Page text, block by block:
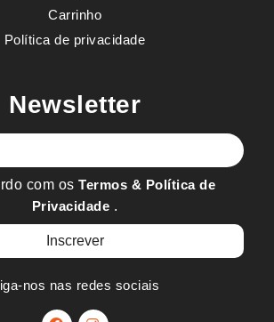
Carrinho
Política de privacidade
Newsletter
com osTermos & Política de
Privacidade .
nos nas redes sociais